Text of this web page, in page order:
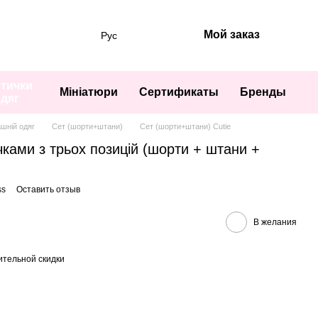
Рус Мой заказ
Мініатюри Сертификаты Бренды
одяг Сет (шорти+штани) Сет (шорти+штани) Cutie
з трьох позицій (шорти + штани +
Оставить отзыв
В желания
скидки